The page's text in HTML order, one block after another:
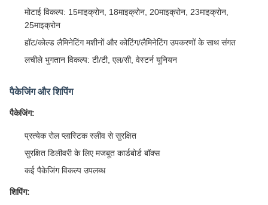
मोटाई विकल्प: 15माइक्रोन, 18माइक्रोन, 20माइक्रोन, 23माइक्रोन,
25माइक्रोन
हॉट/कोल्ड लैमिनेटिंग मशीनों और कोटिंग/लैमिनेटिंग उपकरणों के साथ संगत
लचीले भुगतान विकल्प: टी/टी, एल/सी, वेस्टर्न यूनियन
पैकेजिंग और शिपिंग
पैकेजिंग:
प्रत्येक रोल प्लास्टिक स्लीव से सुरक्षित
सुरक्षित डिलीवरी के लिए मजबूत कार्डबोर्ड बॉक्स
कई पैकेजिंग विकल्प उपलब्ध
शिपिंग: